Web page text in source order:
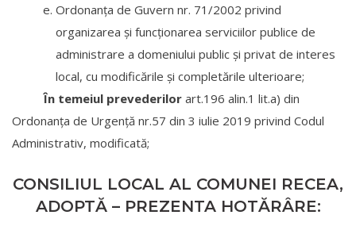
Ordonanța de Guvern nr. 71/2002 privind
organizarea și funcționarea serviciilor publice de
administrare a domeniului public și privat de interes
local, cu modificările și completările ulterioare;
În temeiul prevederilor art.196 alin.1 lit.a) din
Ordonanța de Urgență nr.57 din 3 iulie 2019 privind Codul
Administrativ, modificată;
CONSILIUL LOCAL AL COMUNEI RECEA,
ADOPTĂ – PREZENTA HOTĂRÂRE: